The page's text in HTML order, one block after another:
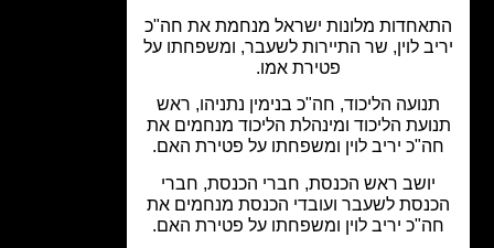
מלונות ישראל מנחמת את חה"כ
לוין, שר התיירות לשעבר, ומשפחתו על
פטירת אמו.
הליכוד, חה"כ בנימין נתניהו, ראש
הליכוד ומינהלת הליכוד מנחמים את
יריב לוין ומשפחתו על פטירת האם.
יושב ראש הכנסת, חברי הכנסת, חברי
לשעבר ועובדי הכנסת מנחמים את
יריב לוין ומשפחתו על פטירת האם.